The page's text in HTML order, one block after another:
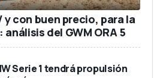
y con buen precio, para la
del GWM ORA 5
Serie 1 tendrá propulsión